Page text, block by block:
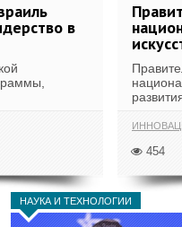
в
454
НАУКА И ТЕХНОЛОГИИ